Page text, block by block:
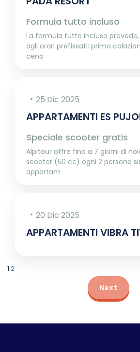
Formula tutto incluso
La formula tutto incluso
agli orari prefissati: prima
cena
25 Dic 2025
APPARTAMENTI ES
Speciale scooter gratis
Alpitour offre fino a 7 giorni di
scooter (50 cc) ogni 2 persone
appartam
20 Dic 2025
APPARTAMENTI VIBRA
1 2
Next